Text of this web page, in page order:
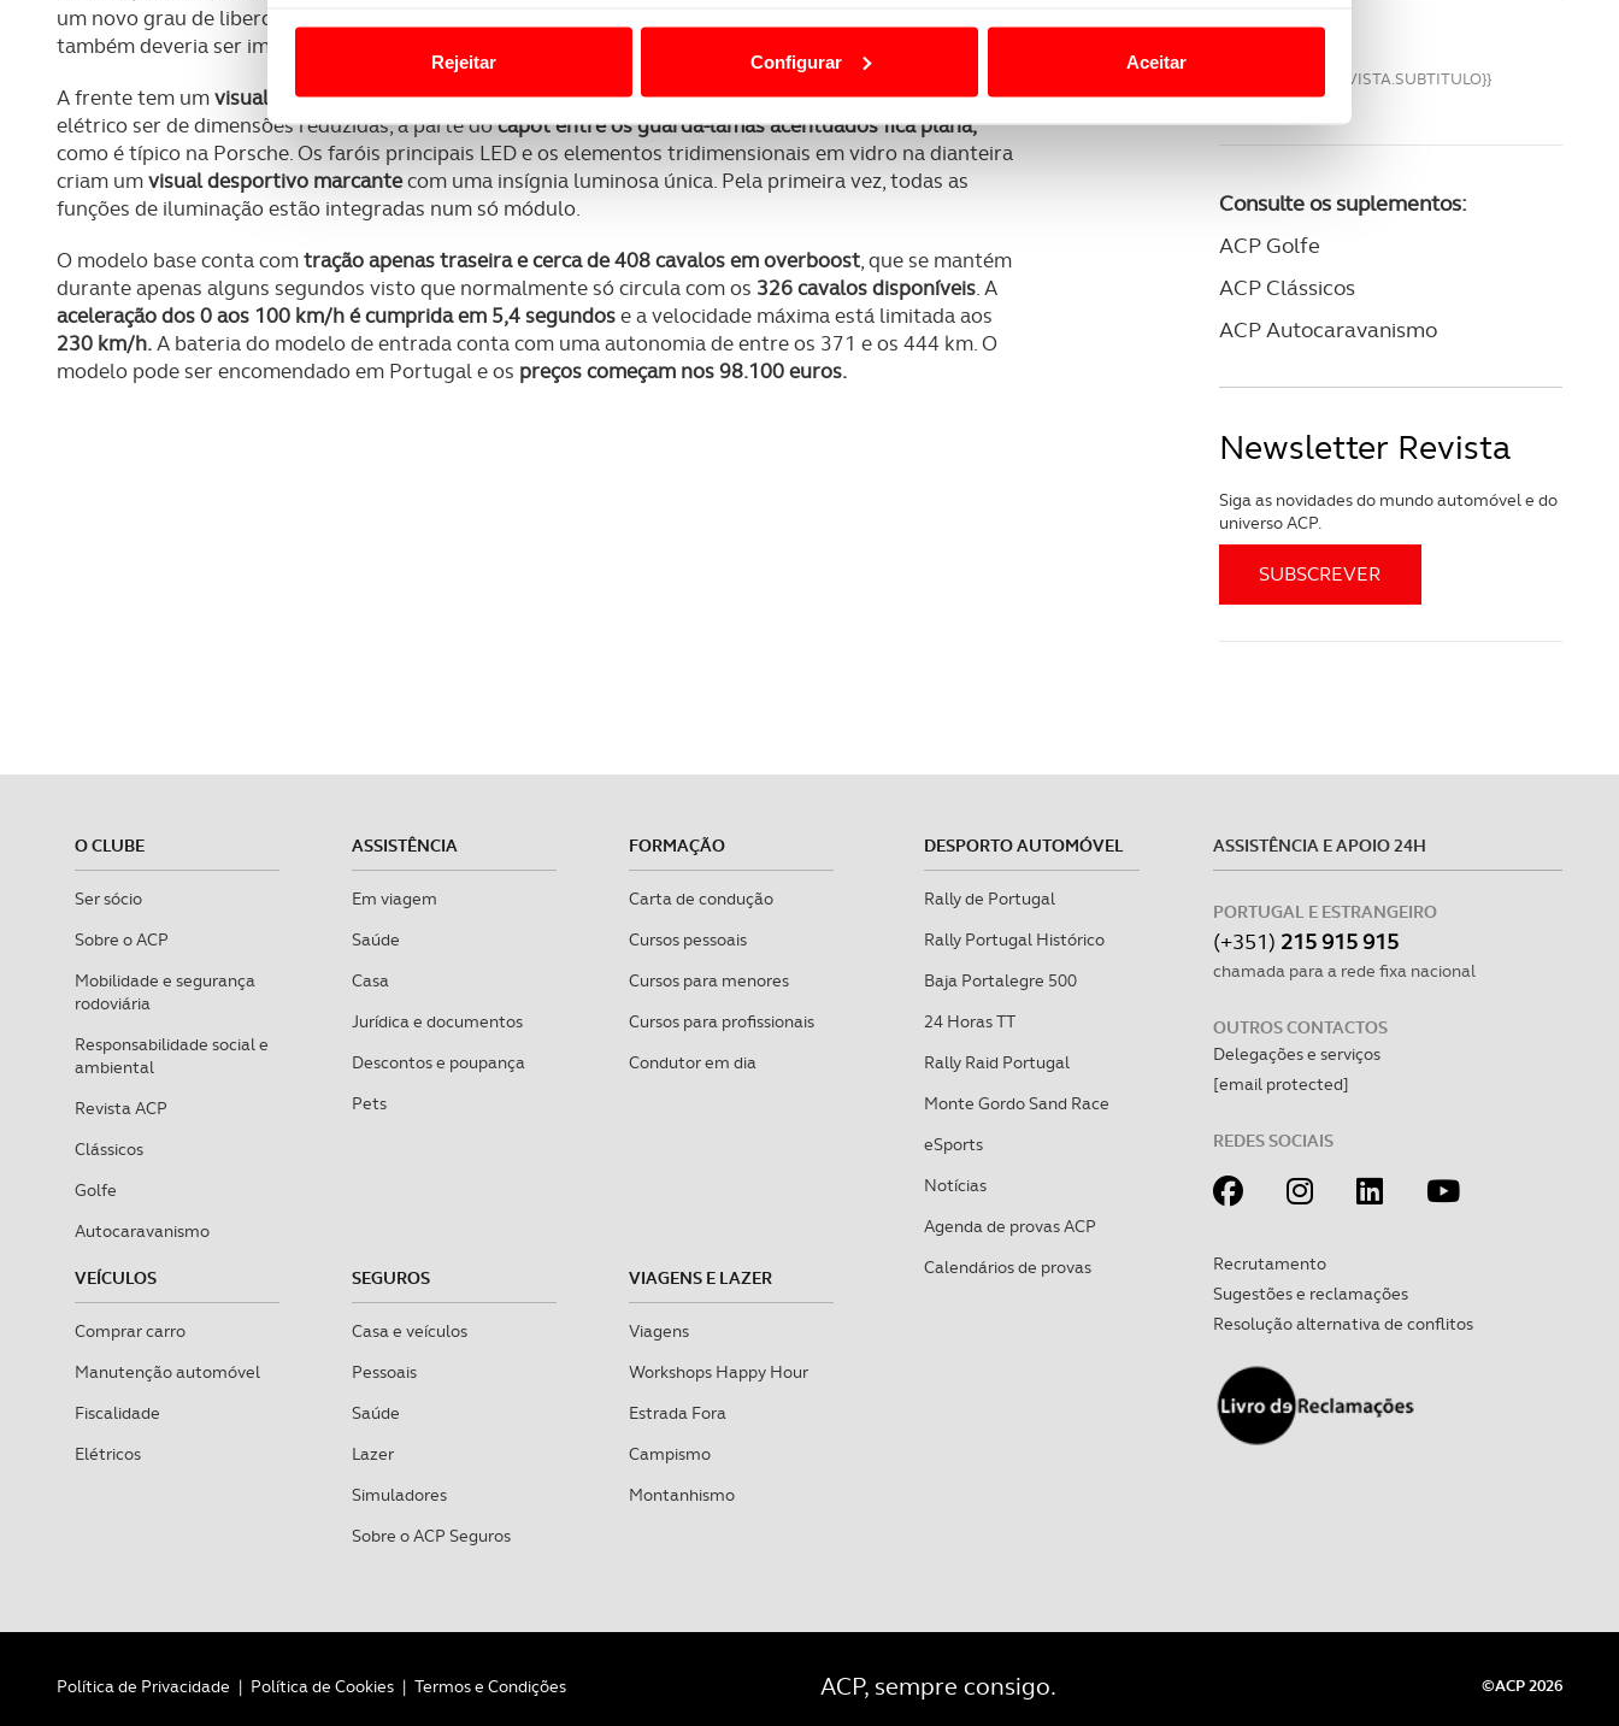
Usamos cookies para melhorar a sua experiência digital, personalizar conteúdos e anúncios, para lhe proporcionar
funcionalidades de redes sociais, bem como para analisar dados de navegação no nosso website.
Adicionalmente partilhamos informação, relativa à sua utilização do nosso site de publicidade e de análise, com parceiros
e organizações na UE e em países terceiros.
O ACP garantirá que as transferências internacionais de dados pessoais serão realizadas apenas com o seu
consentimento e quando tal se afigure estritamente necessário no contexto dos serviços a prestar.
Realçamos que o bloqueio de certo tipo de Cookies e tecnologias similares pode ter impacto na sua experiência de
navegação no Website e nos serviços disponibilizados.
Rejeitar Configurar Aceitar
um novo grau de liberdade. Ao mesmo tempo, o primeiro Porsche de propulsão completamente elétrica
também deveria ser imediatamente identificável como tal.
A frente tem umvisual marcante com uma aparência especialmente larga e plana. Devido ao motor
elétrico ser de dimensões reduzidas, a parte docapot entre os guarda-lamas acentuados fica plana,
como é típico na Porsche. Os faróis principais LED e os elementos tridimensionais em vidro na dianteira
criam umvisual desportivo marcantecom uma insígnia luminosa única. Pela primeira vez, todas as
funções de iluminação estão integradas num só módulo.
O modelo base conta comtração apenas traseira e cerca de 408 cavalos em overboost, que se mantém
durante apenas alguns segundos visto que normalmente só circula com os 326 cavalos disponíveis. A
aceleração dos 0 aos 100 km/h é cumprida em 5,4 segundose a velocidade máxima está limitada aos
230 km/h.A bateria do modelo de entrada conta com uma autonomia de entre os 371 e os 444 km. O
modelo pode ser encomendado em Portugal e os preços começam nos 98.100 euros.
{{VM.REVISTA.SUBTITULO}}
Consulte os suplementos:
ACP Golfe
ACP Clássicos
ACP Autocaravanismo
Newsletter Revista
Siga as novidades do mundo automóvel e do
universo ACP.
O CLUBE
Ser sócio
Sobre o ACP
Mobilidade e segurança
rodoviária
Responsabilidade social e
ambiental
Revista ACP
Clássicos
Golfe
Autocaravanismo
ASSISTÊNCIA
Em viagem
Saúde
Casa
Jurídica e documentos
Descontos e poupança
Pets
FORMAÇÃO
Carta de condução
Cursos pessoais
Cursos para menores
Cursos para profissionais
Condutor em dia
VEÍCULOS
Comprar carro
Manutenção automóvel
Fiscalidade
Elétricos
SEGUROS
Casa e veículos
Pessoais
Saúde
Lazer
Simuladores
Sobre o ACP Seguros
VIAGENS E LAZER
Viagens
Workshops Happy Hour
Estrada Fora
Campismo
Montanhismo
DESPORTO AUTOMÓVEL
Rally de Portugal
Rally Portugal Histórico
Baja Portalegre 500
24 Horas TT
Rally Raid Portugal
Monte Gordo Sand Race
eSports
Notícias
Agenda de provas ACP
Calendários de provas
ASSISTÊNCIA E APOIO 24H
PORTUGAL E ESTRANGEIRO
(+351) 215 915 915
chamada para a rede fixa nacional
OUTROS CONTACTOS
Delegações e serviços
[email protected]
REDES SOCIAIS
Recrutamento
Sugestões e reclamações
Resolução alternativa de conflitos
Política de Privacidade | Política de Cookies | Termos e Condições ACP, sempre consigo. ©ACP 2026